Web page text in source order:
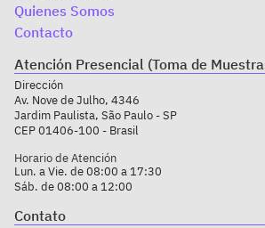
Quienes Somos
Contacto
Atención Presencial (Toma de
Dirección
Av. Nove de Julho, 4346
Jardim Paulista, São Paulo - SP
CEP 01406-100 - Brasil
Horario de Atención
Lun. a Vie. de 08:00 a 17:30
Sáb. de 08:00 a 12:00
Contato